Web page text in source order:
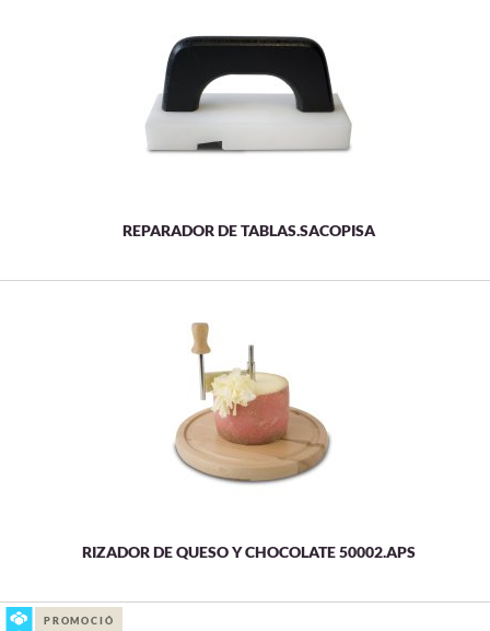
REPARADOR DE TABLAS.SACOPISA
RIZADOR DE QUESO Y CHOCOLATE 50002.APS
PROMOCIÓ